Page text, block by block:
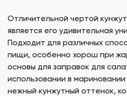
Отличительной чертой
является его удивительная
Подходит для различных
пищи, особенно хорош при
основы для заправок для
использовании в
нежный кунжутный оттенок,